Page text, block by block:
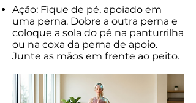
Ação: Fique de pé, apoiado em
uma perna. Dobre a outra perna e
coloque a sola do pé na panturrilha
ou na coxa da perna de apoio.
Junte as mãos em frente ao peito.